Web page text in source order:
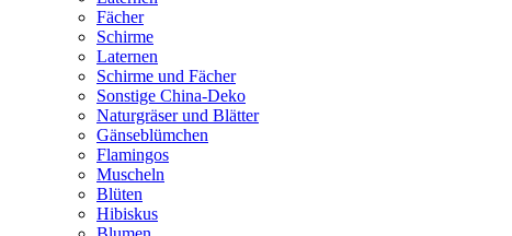
Fächer
Schirme
Laternen
Schirme und Fächer
Sonstige China-Deko
Naturgräser und Blätter
Gänseblümchen
Flamingos
Muscheln
Blüten
Hibiskus